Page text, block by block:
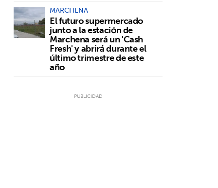
MARCHENA
El futuro supermercado
junto a la estación de
Marchena será un 'Cash
Fresh' y abrirá durante el
último trimestre de este
año